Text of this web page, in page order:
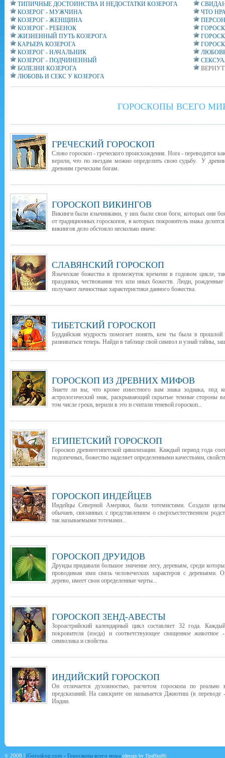
ТИПИЧНЫЕ ДОСТОИНСТВА И НЕДОСТАТКИ КОЗЕРОГА
КОЗЕРОГ - МУЖЧИНА
КОЗЕРОГ - ЖЕНЩИНА
КОЗЕРОГ - РЕБЕНОК
ЖИЗНЕННЫЙ ПУТЬ КОЗЕРОГА
КАРЬЕРА КОЗЕРОГА
КОЗЕРОГ - НАЧАЛЬНИК
КОЗЕРОГ - ПОДЧИНЕННЫЙ
БОЛЕЗНИ КОЗЕРОГА
ЛЮБОВЬ И СЕКС У КОЗЕРОГА
ЧТО
ГОРОСКОПЫ ВСЕГО
ГРЕЧЕСКИЙ ГОРОСКОП
Слово гороскоп - греческого происхождения. Hora - переводится
верили, что по звездам можно определить свою судьбу. У
древним греческим богам.
ГОРОСКОП ВИКИНГОВ
Викинги были язычниками, у них были свои боги, которых они
от традиционных гороскопов, в которых покровитель знака
викингов дело обстояло несколько иначе.
СЛАВЯНСКИЙ ГОРОСКОП
Языческие божества в промежуток времени в годовом цикле,
праздники, чествования тех или иных божеств. Люди,
получают личностные характеристики данного божества.
ТИБЕТСКИЙ ГОРОСКОП
Буддийская мудрость помогает понять, кем ты была в
развиваться теперь. Найди в таблице свой символ и узнай тайны,
ГОРОСКОП ИЗ ДРЕВНИХ МИФОВ
Знаете ли вы, что кроме известного вам знака зодиака, под
астрологический знак, раскрывающий скрытые темные стороны
том числе греки, верили в это и считали теневой гороскоп...
ЕГИПЕТСКИЙ ГОРОСКОП
Гороскоп древнеегипетской цивилизации. Каждый период года
подопечных, божество наделяет определенными качествами,
ГОРОСКОП ИНДЕЙЦЕВ
Индейцы Северной Америки, были тотемистами. Создали
обычаев, связанных с представлением о сверхъестественном
так называемыми тотемами...
ГОРОСКОП ДРУИДОВ
Друиды придавали большое значение лесу, деревьям, среди
проводимая ими связь человеческих характеров с
дерево, имеет свои определенные черты...
ГОРОСКОП ЗЕНД-АВЕСТЫ
Зороастрийский календарный цикл составляет 32 года.
покровителя (изеда) и соответствующее священное
символика и свойства.
ИНДИЙСКИЙ ГОРОСКОП
Он отличается духовностью, расчетом гороскопа по
предсказаний. На санскрите он называется Джиотиш (в переводе
Индии.
© 2008 | iGoroskop.com - Гороскопы всего мира (design by TpaBkuH)